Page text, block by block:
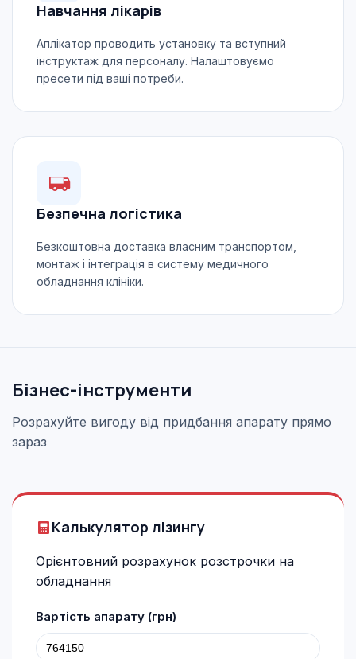
Навчання лікарів
Аплікатор проводить установку та вступний
інструктаж для персоналу. Налаштовуємо
пресети під ваші потреби.
Безпечна логістика
Безкоштовна доставка власним транспортом,
монтаж і інтеграція в систему медичного
обладнання клініки.
Бізнес-інструменти
Розрахуйте вигоду від придбання апарату прямо
зараз
Калькулятор лізингу
Орієнтовний розрахунок розстрочки на
обладнання
Вартість апарату (грн)